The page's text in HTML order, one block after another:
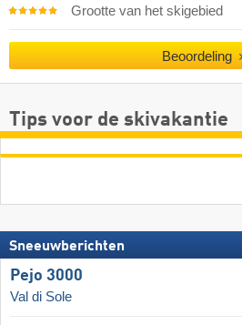
Grootte van het skigebied
Beoordeling
Tips voor de skivakantie
Sneeuwberichten
Pejo 3000
Val di Sole